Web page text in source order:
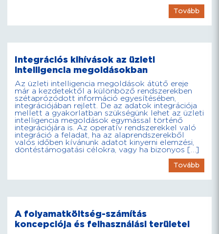
Tovább
Integrációs kihívások az üzleti
intelligencia megoldásokban
Az üzleti intelligencia megoldások átütő ereje
már a kezdetektől a különböző rendszerekben
szétaprózódott információ egyesítésében,
integrációjában rejlett. De az adatok integrációja
mellett a gyakorlatban szükségünk lehet az üzleti
intelligencia megoldások egymással történő
integrációjára is. Az operatív rendszerekkel való
integráció a feladat, ha az alaprendszerekből
valós időben kívánunk adatot kinyerni elemzési,
döntéstámogatási célokra, vagy ha bizonyos […]
Tovább
A folyamatköltség-számítás
koncepciója és felhasználási területei